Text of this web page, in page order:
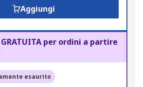
Aggiungi
GRATUITA per ordini a partire
esaurito